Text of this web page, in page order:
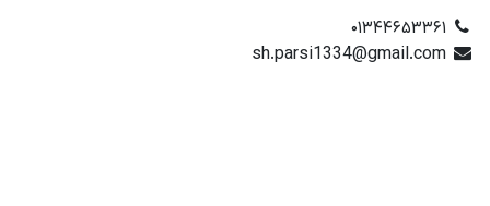
۰۱۳۴۴۶۵۳۳۶۱
sh.parsi1334@gmail.com